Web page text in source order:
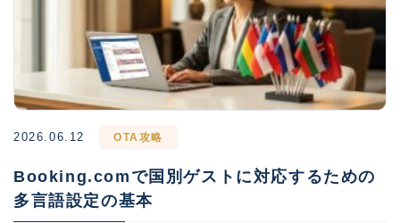
2026.06.12 OTA攻略
Booking.comで国別ゲストに対応するための
多言語設定の基本